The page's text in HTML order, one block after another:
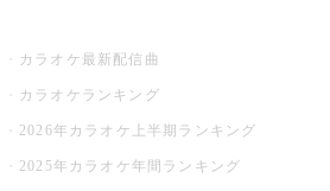
カラオケ最新配信曲
カラオケランキング
2026年カラオケ上半期ランキング
2025年カラオケ年間ランキング